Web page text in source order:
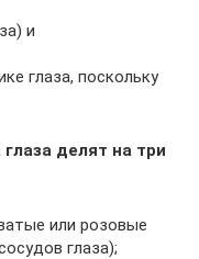
и
глаза, поскольку
делят на три
или розовые
глаза);